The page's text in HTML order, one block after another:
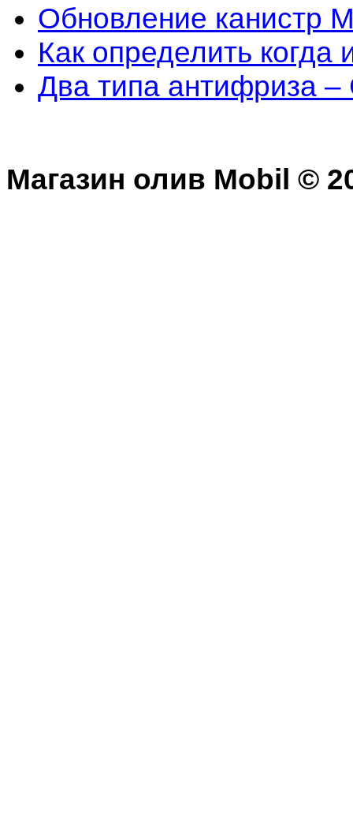
Обновление канистр
Как определить когда
Два типа антифриза –
Магазин олив Mobil ©